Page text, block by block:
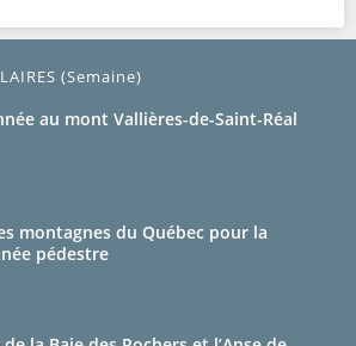
(semaine)
au mont Vallières-de-Saint-Réal
montagnes du Québec pour la
pédestre